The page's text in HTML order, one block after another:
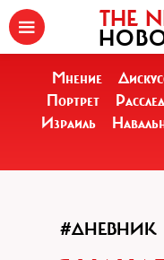
THE
Мнение
Портрет
Израиль
#ДНЕВНИК